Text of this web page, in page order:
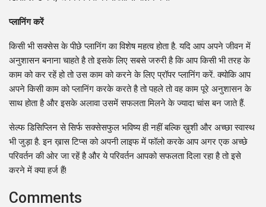
प्लानिंग करें
किसी भी सक्सेस के पीछे प्लानिंग का विशेष महत्व होता है. यदि आप अपने जीवन में
अनुशासन बनाना चाहते है तो इसके लिए सबसे जरुरी है कि आप किसी भी तरह के
काम को कर रहें हो तो उस काम को करने के लिए प्रॉपर प्लानिंग करें. क्योकि आप
अपने किसी काम को प्लानिंग करके करते है तो पहले तो वह काम पूरे अनुशासन के
साथ होता है और इसके अलावा उसमें सफलता मिलने के ज्यादा चांस बन जाते हैं.
सेल्फ डिसिप्लिन से सिर्फ सक्सेसफुल भविष्य ही नहीं बल्कि ख़ुशी और अच्छा स्वास्थ
भी जुड़ा है. इन ख़ास टिप्स को अपनी लाइफ में फॉलो करके आप अगर एक अच्छे
परिवर्तन की ओर जा रहें है और ये परिवर्तन आपको सफलता दिला रहा है तो इसे
करने में क्या हर्ज हैं!
Comments